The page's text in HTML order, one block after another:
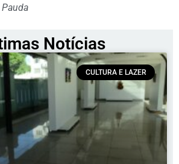
Notícias
CULTURA E LAZER